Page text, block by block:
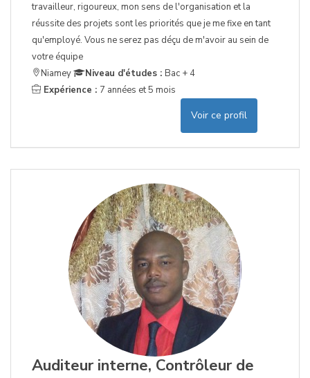
travailleur, rigoureux, mon sens de l'organisation et la
réussite des projets sont les priorités que je me fixe en tant
qu'employé. Vous ne serez pas déçu de m'avoir au sein de
votre équipe
Niamey
Niveau d'études : Bac + 4
Expérience : 7 années et 5 mois
Voir ce profil
Auditeur interne, Contrôleur de